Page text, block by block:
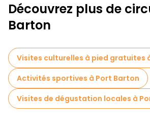
Découvrez plus de
Barton
Visites culturelles à pied gratuites
Activités sportives à Port Barton
Visites de dégustation locales à